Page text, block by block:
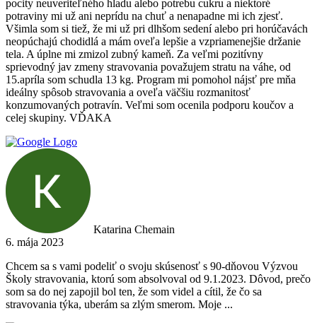
pocity neuveriteľného hladu alebo potrebu cukru a niektoré
potraviny mi už ani neprídu na chuť a nenapadne mi ich zjesť.
Všimla som si tiež, že mi už pri dlhšom sedení alebo pri horúčavách
neopúchajú chodidlá a mám oveľa lepšie a vzpriamenejšie držanie
tela. A úplne mi zmizol zubný kameň. Za veľmi pozitívny
sprievodný jav zmeny stravovania považujem stratu na váhe, od
15.apríla som schudla 13 kg. Program mi pomohol nájsť pre mňa
ideálny spôsob stravovania a oveľa väčšiu rozmanitosť
konzumovaných potravín. Veľmi som ocenila podporu koučov a
celej skupiny. VĎAKA
Katarina Chemain
6. mája 2023
Chcem sa s vami podeliť o svoju skúsenosť s 90-dňovou Výzvou
Školy stravovania, ktorú som absolvoval od 9.1.2023. Dôvod, prečo
som sa do nej zapojil bol ten, že som videl a cítil, že čo sa
stravovania týka, uberám sa zlým smerom. Moje ...